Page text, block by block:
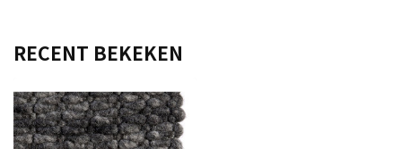
RECENT BEKEKEN